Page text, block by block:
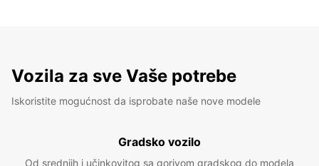
Vozila za sve Vaše potrebe
Iskoristite mogućnost da isprobate naše nove modele
Gradsko vozilo
Od srednjih i učinkovitog sa gorivom gradskog do modela